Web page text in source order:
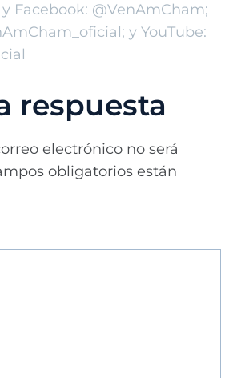
Facebook: @VenAmCham;
y YouTube:
respuesta
electrónico no será
obligatorios están